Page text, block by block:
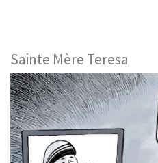
Sainte Mère Teresa